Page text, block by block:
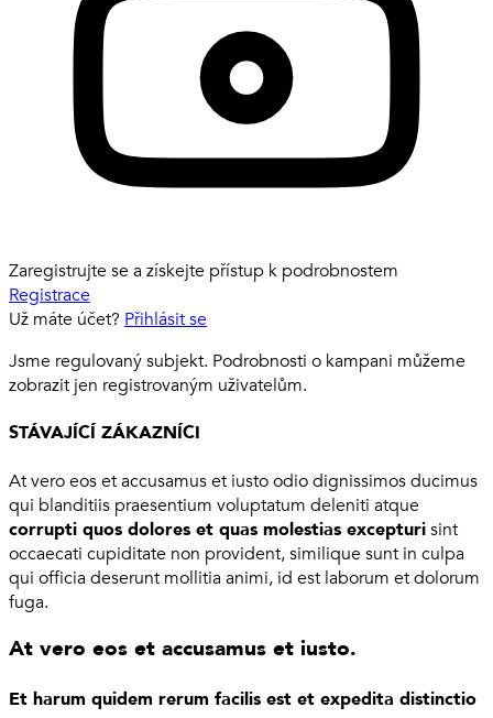
Zaregistrujte se a získejte přístup k podrobnostem
Registrace
Už máte účet? Přihlásit se
Jsme regulovaný subjekt. Podrobnosti o kampani můžeme
zobrazit jen registrovaným uživatelům.
STÁVAJÍCÍ ZÁKAZNÍCI
At vero eos et accusamus et iusto odio dignissimos ducimus
qui blanditiis praesentium voluptatum deleniti atque
corrupti quos dolores et quas molestias excepturisint
occaecati cupiditate non provident, similique sunt in culpa
qui officia deserunt mollitia animi, id est laborum et dolorum
fuga.
At vero eos et accusamus et iusto.
Et harum quidem rerum facilis est et expedita distinctio